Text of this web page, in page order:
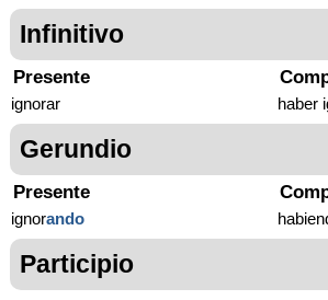
Infinitivo
Presente
ignorar haber
Gerundio
Presente
ignorando
Participio